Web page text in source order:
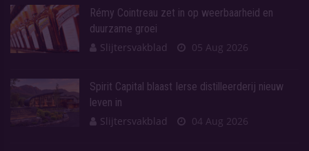
Rémy Cointreau zet in op weerbaarheid en
duurzame groei
Slijtersvakblad
05 Aug 2026
Spirit Capital blaast Ierse distilleerderij nieuw
leven in
Slijtersvakblad
04 Aug 2026